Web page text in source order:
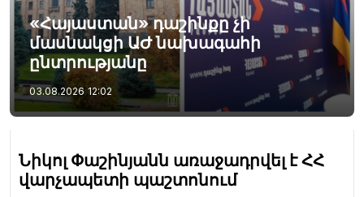
«Հայաստան» դաշինքը չի
մասնակցի ԱԺ նախագահի
ընտրությանը
03.08.2026 12:02
Նիկոլ Փաշինյանն առաջադրվել է ՀՀ
վարչապետի պաշտոնում